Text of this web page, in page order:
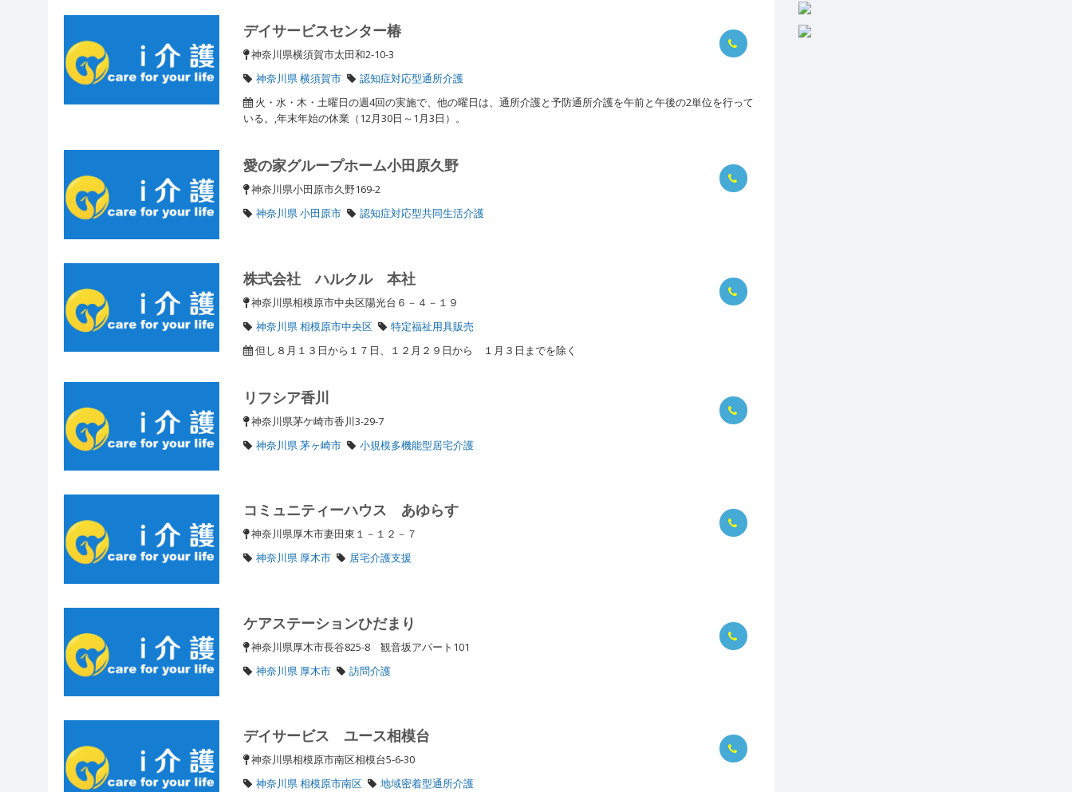
デイサービスセンター椿
神奈川県横須賀市太田和2-10-3
神奈川県 横須賀市
認知症対応型通所介護
火・水・木・土曜日の週4回の実施で、他の曜日は、通所介護と予防通所介護を午前と午後の2単位を行って
いる。,年末年始の休業（12月30日～1月3日）。
愛の家グループホーム小田原久野
神奈川県小田原市久野169-2
神奈川県 小田原市
認知症対応型共同生活介護
株式会社 ハルクル 本社
神奈川県相模原市中央区陽光台６－４－１９
神奈川県 相模原市中央区
特定福祉用具販売
但し８月１３日から１７日、１２月２９日から １月３日までを除く
リフシア香川
神奈川県茅ケ崎市香川3-29-7
神奈川県 茅ヶ崎市
小規模多機能型居宅介護
コミュニティーハウス あゆらす
神奈川県厚木市妻田東１－１２－７
神奈川県 厚木市
居宅介護支援
ケアステーションひだまり
神奈川県厚木市長谷825-8 観音坂アパート101
神奈川県 厚木市
訪問介護
デイサービス ユース相模台
神奈川県相模原市南区相模台5-6-30
神奈川県 相模原市南区
地域密着型通所介護